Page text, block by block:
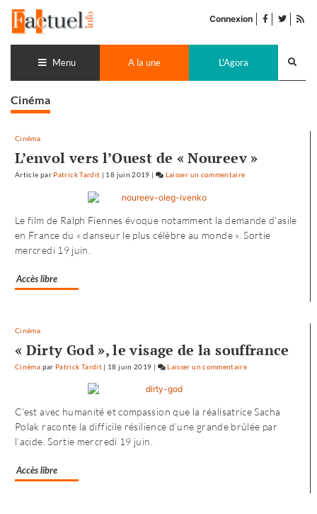
contenu
Connexion facebook
twitter
Menu A la une L'Agora
Cinéma
Cinéma
L’envol vers l’Ouest de « Noureev »
Article par Patrick Tardit | 18 juin 2019 | Laisser un commentaire
l’Ouest
de
Le film de Ralph Fiennes évoque notamment la demande d’asile
en France du « danseur le plus célèbre au monde ». Sortie
mercredi 19 juin.
Accès libre
Cinéma
« Dirty God », le visage de la souffrance
Cinéma par Patrick Tardit | 18 juin 2019 | Laisser un commentaire
l’Ouest
de
C’est avec humanité et compassion que la réalisatrice Sacha
Polak raconte la difficile résilience d’une grande brûlée par
l’acide. Sortie mercredi 19 juin.
Accès libre